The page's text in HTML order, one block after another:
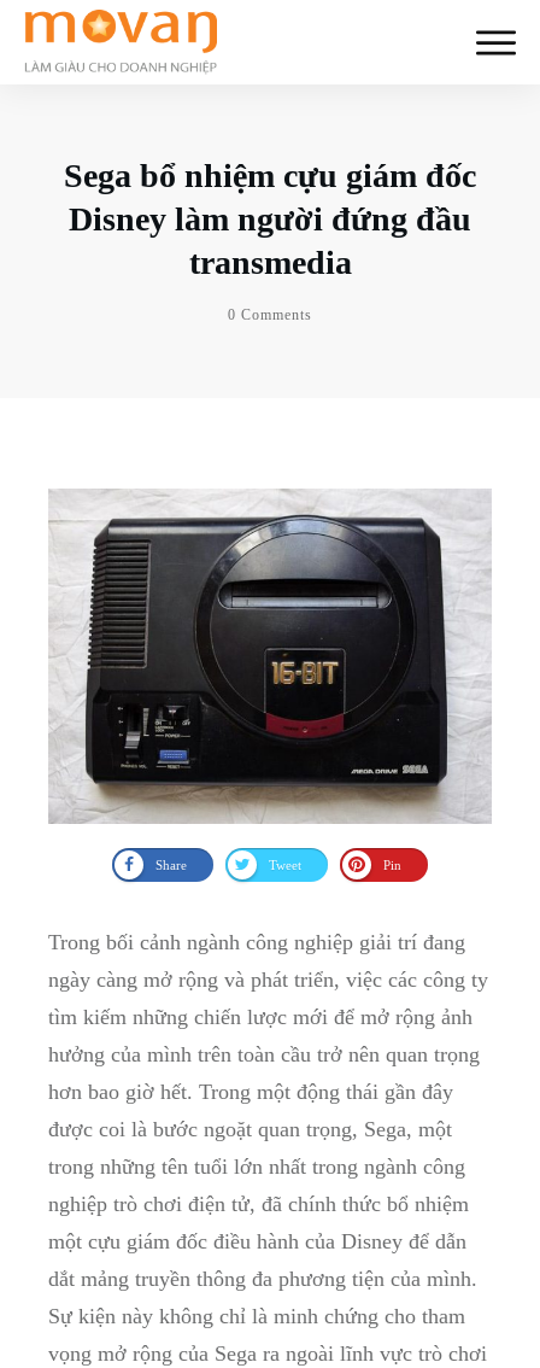
Sega bổ nhiệm cựu giám đốc
Disney làm người đứng đầu
transmedia
0 Comments
Share Tweet Pin
Trong bối cảnh‍ ngành ‌công nghiệp giải ‍trí đang
ngày ⁣càng mở rộng và phát triển, ‌việc ​các công ty
tìm kiếm những chiến lược mới để mở rộng ảnh
hưởng của mình trên ⁣toàn cầu ​trở nên quan‌ trọng⁤
hơn bao giờ hết. Trong một động thái gần đây
được coi⁣ là bước ​ngoặt ‌quan trọng,‍ Sega,‍ một
trong những tên tuổi lớn ⁢nhất trong ngành ⁣công
nghiệp trò chơi ⁢điện tử, đã chính‍ thức⁢ bổ nhiệm
một cựu giám đốc điều‍ hành của Disney để dẫn
dắt mảng truyền thông đa phương tiện của‌ mình.⁢
Sự ⁢kiện‌ này không chỉ là minh chứng cho tham
vọng mở rộng của Sega⁢ ra ngoài lĩnh vực trò chơi